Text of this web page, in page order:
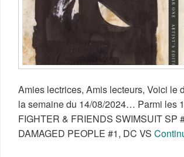
Amies lectrices, Amis lecteurs, Voici le
la semaine du 14/08/2024… Parmi les
FIGHTER & FRIENDS SWIMSUIT SP
DAMAGED PEOPLE #1, DC VS